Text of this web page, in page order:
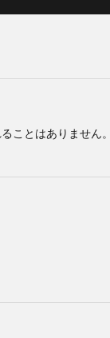
ことはありません。